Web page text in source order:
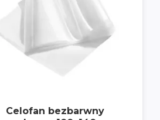
Celofan bezbarwny